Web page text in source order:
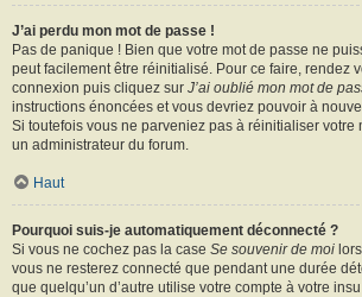
J’ai perdu mon mot de passe !
Pas de panique ! Bien que votre mot de passe ne
peut facilement être réinitialisé. Pour ce faire, rendez
connexion puis cliquez sur J’ai oublié mon mot de
instructions énoncées et vous devriez pouvoir à
Si toutefois vous ne parveniez pas à réinitialiser votre
un administrateur du forum.
Haut
Pourquoi suis-je automatiquement déconnecté ?
Si vous ne cochez pas la case Se souvenir de moi
vous ne resterez connecté que pendant une durée
que quelqu’un d’autre utilise votre compte à votre